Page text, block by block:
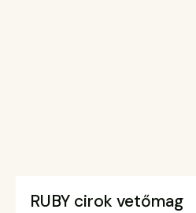
RUBY cirok vetőmag